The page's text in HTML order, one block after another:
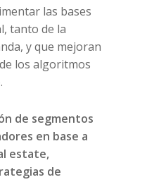
las bases
tanto de la
y que mejoran
los algoritmos
de segmentos
en base a
estate,
de